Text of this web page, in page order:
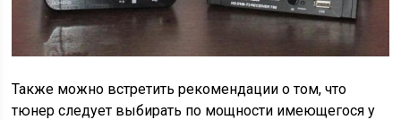
Также можно встретить рекомендации о том, что
тюнер следует выбирать по мощности имеющегося у